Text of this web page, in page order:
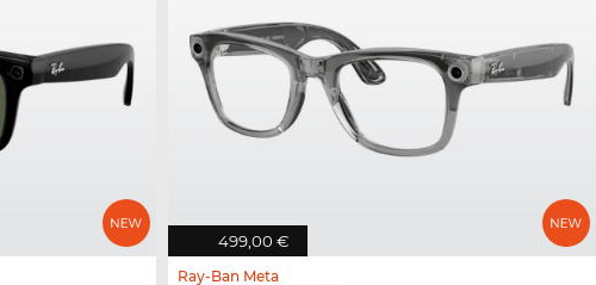
499,00 €
Ray-Ban Meta